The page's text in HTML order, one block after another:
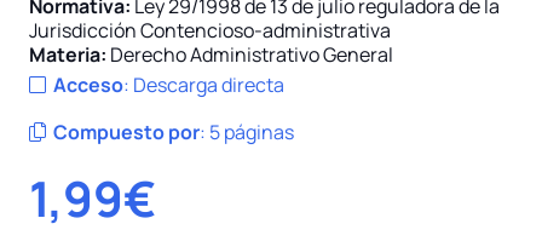
Normativa: Ley 29/1998 de 13 de julio reguladora de la
Jurisdicción Contencioso-administrativa
Materia: Derecho Administrativo General
Acceso: Descarga directa
Compuesto por: 5 páginas
1,99€